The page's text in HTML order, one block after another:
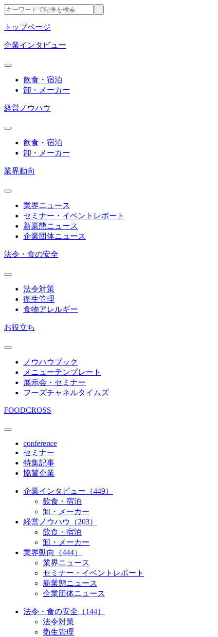
トップページ
企業インタビュー
飲食・宿泊
卸・メーカー
経営ノウハウ
飲食・宿泊
卸・メーカー
業界動向
業界ニュース
セミナー・イベントレポート
新業態ニュース
企業団体ニュース
法令・食の安全
法令対策
衛生管理
食物アレルギー
お役立ち
ノウハウブック
メニューテンプレート
展示会・セミナー
フーズチャネルタイムズ
FOODCROSS
conference
セミナー
特集記事
協賛企業
企業インタビュー（449）
飲食・宿泊
卸・メーカー
経営ノウハウ（203）
飲食・宿泊
卸・メーカー
業界動向（444）
業界ニュース
セミナー・イベントレポート
新業態ニュース
企業団体ニュース
法令・食の安全（144）
法令対策
衛生管理